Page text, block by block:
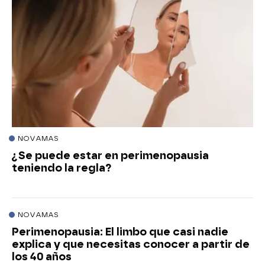
NOVAMAS
¿Se puede estar en perimenopausia
teniendo la regla?
NOVAMAS
Perimenopausia: El limbo que casi nadie
explica y que necesitas conocer a partir de
los 40 años